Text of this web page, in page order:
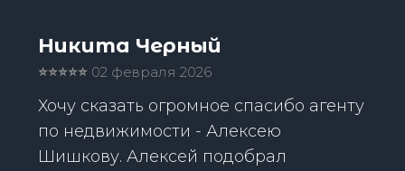
Никита Черный
⭐️⭐️⭐️⭐️⭐️ 02 февраля 2026
Хочу сказать огромное спасибо агенту
по недвижимости - Алексею
Шишкову. Алексей подобрал